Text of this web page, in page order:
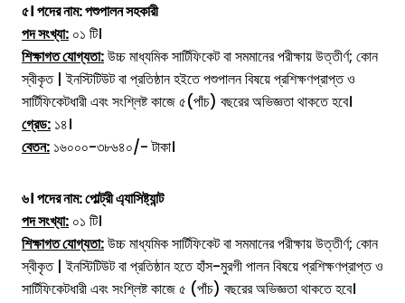
৫। পদের নাম: পশুপালন সহকারী
পদ সংখ্যা: ০১ টি।
শিক্ষাগত যোগ্যতা:উচ্চ মাধ্যমিক সার্টিফিকেট বা সমমানের পরীক্ষায় উত্তীর্ণ; কোন
স্বীকৃত | ইনস্টিটিউট বা প্রতিষ্ঠান হইতে পশুপালন বিষয়ে প্রশিক্ষণপ্রাপ্ত ও
সার্টিফিকেটধারী এবং সংশ্লিষ্ট কাজে ৫(পাঁচ) বছরের অভিজ্ঞতা থাকতে হবে।
গ্রেড: ১৪।
বেতন: ১৬০০০-৩৮৬৪০/- টাকা।
৬। পদের নাম: পোল্ট্রী এ্যাসিষ্ট্যান্ট
পদ সংখ্যা: ০১ টি।
শিক্ষাগত যোগ্যতা:উচ্চ মাধ্যমিক সার্টিফিকেট বা সমমানের পরীক্ষায় উত্তীর্ণ; কোন
স্বীকৃত | ইনস্টিটিউট বা প্রতিষ্ঠান হতে হাঁস-মুরগী পালন বিষয়ে প্রশিক্ষণপ্রাপ্ত ও
সার্টিফিকেটধারী এবং সংশ্লিষ্ট কাজে ৫ (পাঁচ) বছরের অভিজ্ঞতা থাকতে হবে।